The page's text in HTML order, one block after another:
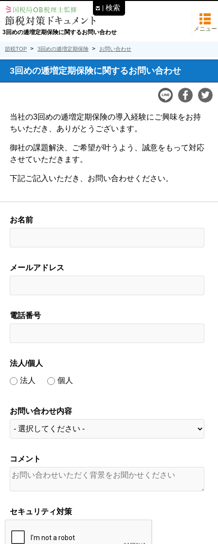
3回めの逓増定期保険に関するお問い合わせ メニュー
節税TOP 3回めの逓増定期保険 お問い合わせ
3回めの逓増定期保険に関するお問い合わせ
当社の3回めの逓増定期保険の導入経験にご興味をお持
ちいただき、ありがとうございます。
御社の課題解決、ご希望が叶うよう、誠意をもって対応
させていただきます。
下記ご記入いただき、お問い合わせください。
お名前
メールアドレス
電話番号
法人/個人
法人 個人
お問い合わせ内容
コメント
セキュリティ対策
検索